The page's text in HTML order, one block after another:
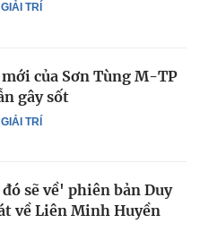
TRÍ
TRÍ
mới của Sơn Tùng M-TP
gây sốt
sẽ về' phiên bản Duy
về Liên Minh Huyền